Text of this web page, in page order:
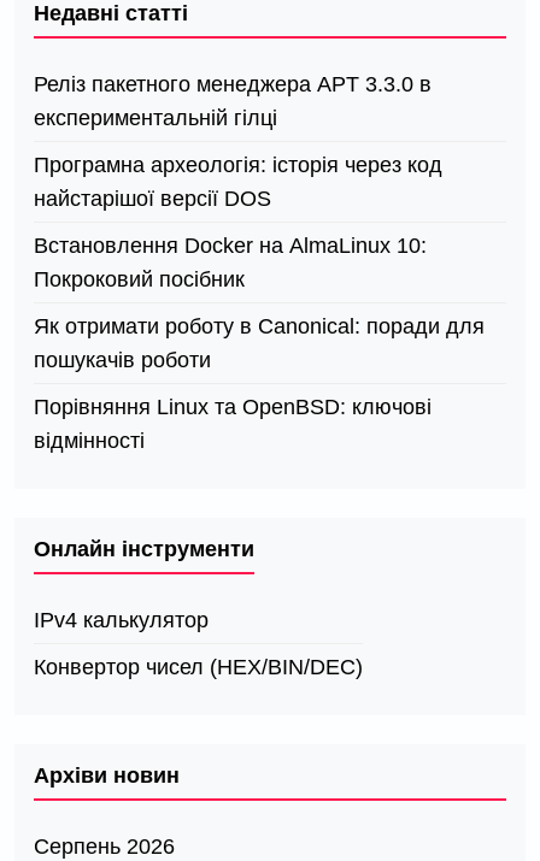
Недавні статті
Реліз пакетного менеджера APT 3.3.0 в
експериментальній гілці
Програмна археологія: історія через код
найстарішої версії DOS
Встановлення Docker на AlmaLinux 10:
Покроковий посібник
Як отримати роботу в Canonical: поради для
пошукачів роботи
Порівняння Linux та OpenBSD: ключові
відмінності
Онлайн інструменти
IPv4 калькулятор
Конвертор чисел (HEX/BIN/DEC)
Архіви новин
Серпень 2026